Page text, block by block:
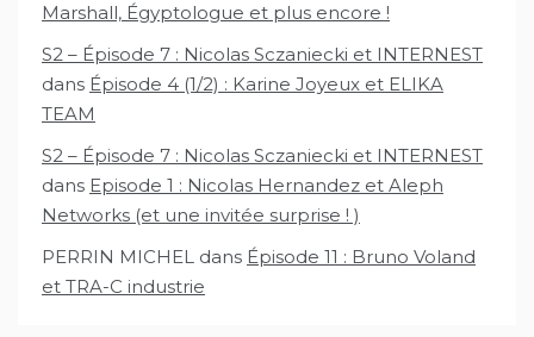
Marshall, Égyptologue et plus encore !
S2 – Épisode 7 : Nicolas Sczaniecki et INTERNEST
dans Épisode 4 (1/2) : Karine Joyeux et ELIKA
TEAM
S2 – Épisode 7 : Nicolas Sczaniecki et INTERNEST
dans Episode 1 : Nicolas Hernandez et Aleph
Networks (et une invitée surprise ! )
PERRIN MICHEL dans Épisode 11 : Bruno Voland
et TRA-C industrie